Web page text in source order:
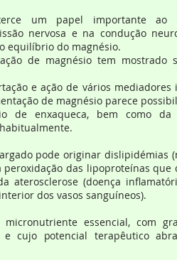
um papel importante ao
nervosa e na condução
equilíbrio do magnésio.
de magnésio tem mostrado
e ação de vários
de magnésio parece
de enxaqueca, bem como
pode originar dislipidémias
das lipoproteínas
aterosclerose (doença
dos vasos sanguíneos).
essencial, com
cujo potencial terapêutico